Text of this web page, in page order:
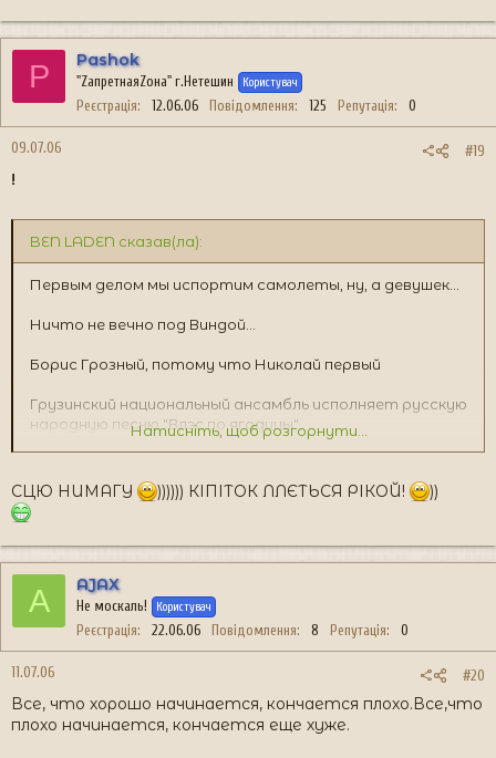
P Pashok
"ZапретнаяZона" г.Нетешин Користувач
Реєстрація 12.06.06 Повідомлення 125 Репутація 0
09.07.06 #19
!
BEN LADEN сказав(ла):
Пеpвым делом мы испоpтим самолеты, ну, а девушек...
Ничто не вечно под Виндой...
Борис Грозный, потому что Николай первый
Грузинский национальный ансамбль исполняет русскую
народную песню "Влэс по ягодицы"
Голубых вагон бежит, качается
Пионерка-безразмерка
Девственность - женский недостаток, устраняемый
мужским достоинством
Настоящая охото - это когда ему охота, и ей охота
Классно точу карандаши. Объявление в газете
Если у меня встанет, то ты ляжешь
Натисніть, щоб розгорнути...
СЦЮ НИМАГУ )))))) КІПІТОК ЛЛЄТЬСЯ РІКОЙ! ))
A AJAX
Не москаль! Користувач
Реєстрація 22.06.06 Повідомлення 8 Репутація 0
11.07.06 #20
Все, что хорошо начинается, кончается плохо.Все,что
плохо начинается, кончается еще хуже.